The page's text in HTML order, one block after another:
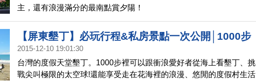
主，還有浪漫滿分的最南點賞夕陽！
【屏東墾丁】必玩行程&私房景點一次公開│1000步
的繽紛台灣(6)
2015-12-10 19:01:30
台灣的度假天堂墾丁。1000步裡可以跟衝浪愛好者從海上看墾丁、挑
戰尖叫極限的太空球!還能享受走在花海裡的浪漫、悠閒的度假村生活